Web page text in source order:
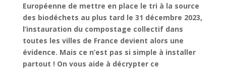
Européenne de mettre en place le tri à la source
des biodéchets au plus tard le 31 décembre 2023,
l‘instauration du compostage collectif dans
toutes les villes de France devient alors une
évidence. Mais ce n’est pas si simple à installer
partout ! On vous aide à décrypter ce